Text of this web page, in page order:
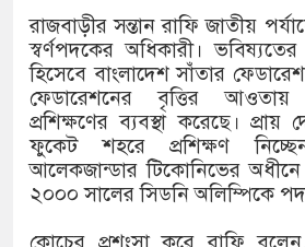
রাজবাড়ীর সন্তান রাফি জাতীয়
স্বর্ণপদকের অধিকারী।
হিসেবে বাংলাদেশ সাঁতার
ফেডারেশনের বৃত্তির আওতায়
প্রশিক্ষণের ব্যবস্থা করেছে।
ফুকেট শহরে প্রশিক্ষণ
আলেকজান্ডার টিকোনিভের
২০০০ সালের সিডনি অলিম্পিকে